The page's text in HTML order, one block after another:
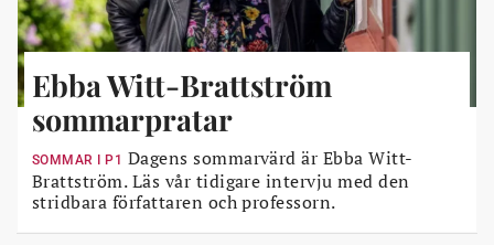
Ebba Witt-Brattström
sommarpratar
SOMMAR I P1 Dagens sommarvärd är Ebba Witt-
Brattström. Läs vår tidigare intervju med den
stridbara författaren och professorn.